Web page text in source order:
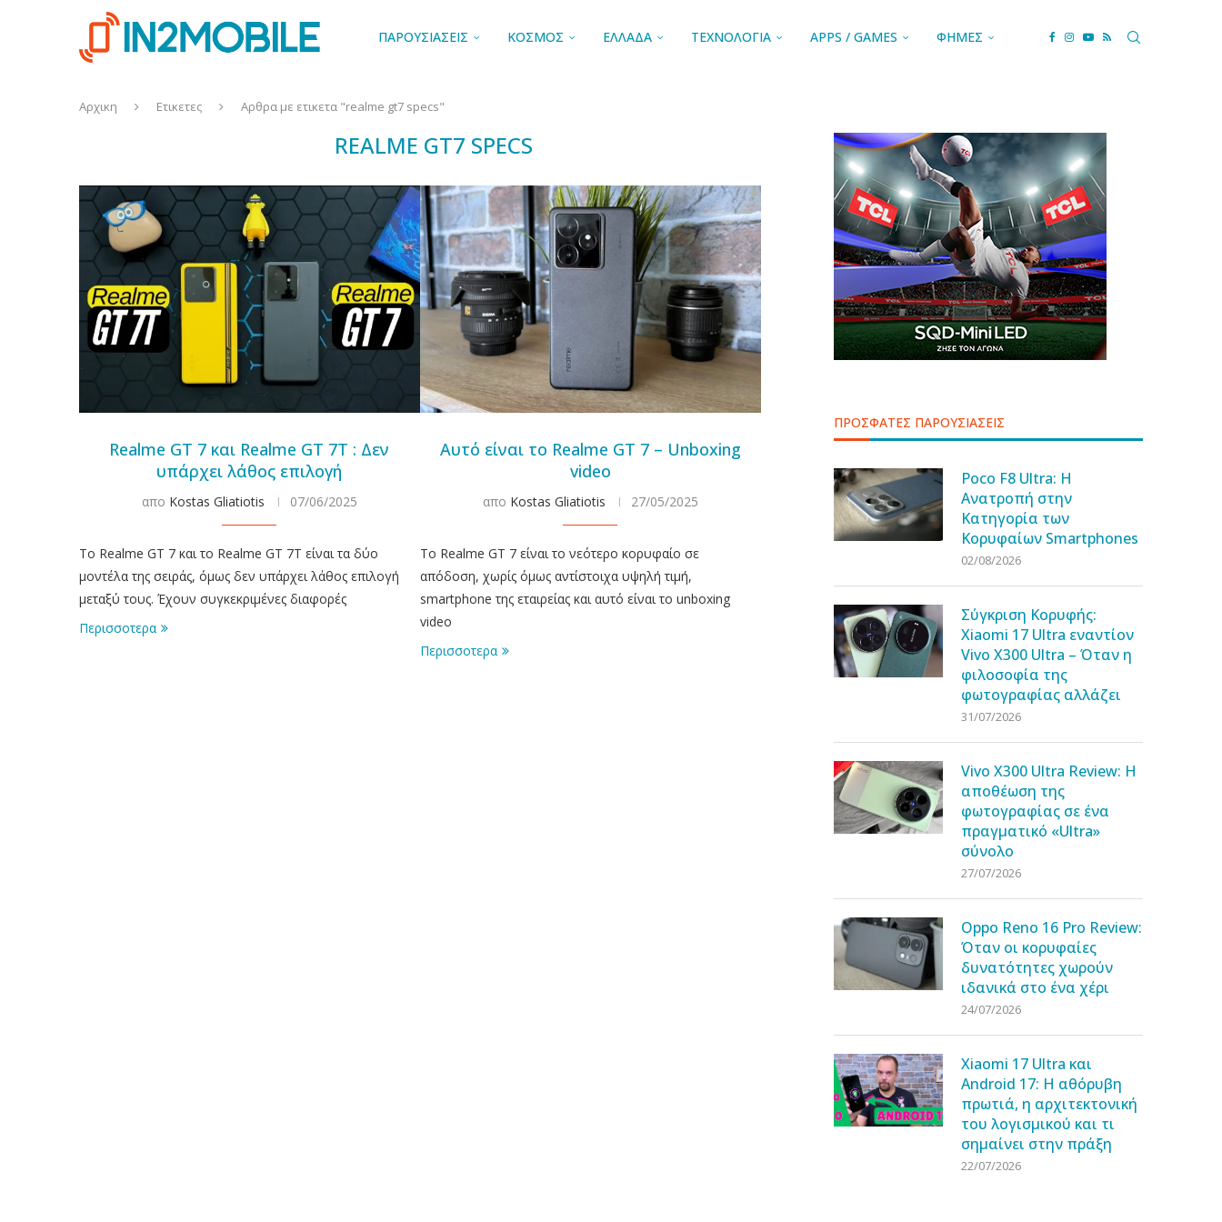
ΠΑΡΟΥΣΙΑΣΕΙΣ ΚΟΣΜΟΣ ΕΛΛΑΔΑ ΤΕΧΝΟΛΟΓΙΑ APPS / GAMES ΦΗΜΕΣ
Αρχικη Ετικετες Αρθρα με ετικετα "realme gt7 specs"
REALME GT7 SPECS
Realme GT 7 και Realme GT 7T : Δεν
υπάρχει λάθος επιλογή
απο Kostas Gliatiotis 07/06/2025
To Realme GT 7 και το Realme GT 7T είναι τα δύο
μοντέλα της σειράς, όμως δεν υπάρχει λάθος επιλογή
μεταξύ τους. Έχουν συγκεκριμένες διαφορές
Περισσοτερα
Αυτό είναι το Realme GT 7 – Unboxing
video
απο Kostas Gliatiotis 27/05/2025
To Realme GT 7 είναι το νεότερο κορυφαίο σε
απόδοση, χωρίς όμως αντίστοιχα υψηλή τιμή,
smartphone της εταιρείας και αυτό είναι το unboxing
video
Περισσοτερα
ΠΡΟΣΦΑΤΕΣ ΠΑΡΟΥΣΙΑΣΕΙΣ
Poco F8 Ultra: Η
Ανατροπή στην
Κατηγορία των
Κορυφαίων Smartphones
02/08/2026
Σύγκριση Κορυφής:
Xiaomi 17 Ultra εναντίον
Vivo X300 Ultra – Όταν η
φιλοσοφία της
φωτογραφίας αλλάζει
31/07/2026
Vivo X300 Ultra Review: Η
αποθέωση της
φωτογραφίας σε ένα
πραγματικό «Ultra»
σύνολο
27/07/2026
Oppo Reno 16 Pro Review:
Όταν οι κορυφαίες
δυνατότητες χωρούν
ιδανικά στο ένα χέρι
24/07/2026
Xiaomi 17 Ultra και
Android 17: Η αθόρυβη
πρωτιά, η αρχιτεκτονική
του λογισμικού και τι
σημαίνει στην πράξη
22/07/2026